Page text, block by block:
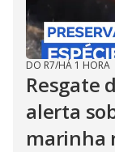
DO R7/HÁ 1 HORA
Resgate
alerta
marinha